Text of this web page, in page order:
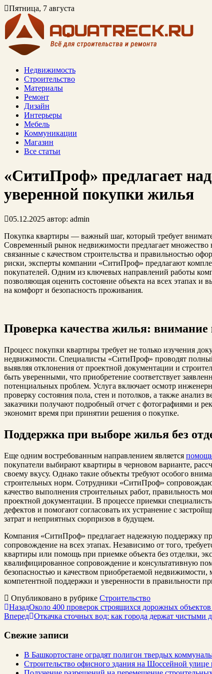
Пятница, 7 августа
Недвижимость
Строительство
Материалы
Ремонт
Дизайн
Интерьеры
Мебель
Коммуникации
Магазин
Все статьи
«СитиПроф» предлагает
уверенной покупки жилья
05.12.2025 автор: admin
Покупка квартиры — важный шаг, который требует
Современный рынок недвижимости предлагает множество
связанные с качеством строительства и правильностью
риски, эксперты компании «СитиПроф» предлагают
покупателей. Одним из ключевых направлений работы
позволяющая оценить состояние объекта на всех этапах и
на комфорт и безопасность проживания.
Проверка качества жилья: внимание
Процесс покупки квартиры требует не только изучения
недвижимости. Специалисты «СитиПроф» проводят
выявляя отклонения от проектной документации и
быть уверенными, что приобретение соответствует
потенциальных проблем. Услуга включает осмотр
проверку состояния пола, стен и потолков, а также анализ
заказчики получают подробный отчет с фотографиями и
экономит время при принятии решения о покупке.
Поддержка при выборе жилья без
Еще одним востребованным направлением является
покупатели выбирают квартиры в черновом варианте,
своему вкусу. Однако такие объекты требуют особого
строительных норм. Сотрудники «СитиПроф»
качество выполнения строительных работ, правильность
проектной документации. В процессе приемки
дефектов и помогают согласовать их устранение с
затрат и неприятных сюрпризов в будущем.
Компания «СитиПроф» предлагает надежную поддержку
сопровождение на всех этапах. Независимо от того,
квартиры или помощь при приемке объекта без отделки,
квалифицированное сопровождение и консультативную
безопасностью и качеством приобретаемой
компетентной поддержки и уверенности в правильности
Опубликовано в рубрике Строительство
НазадОколо 400 проверок строящихся дорожных
Вперед Откачка сточных вод: как города держат чистыми
Свежие записи
В Башкортостане оградят полигон твердых
Строительство офисного здания на Шоссейной